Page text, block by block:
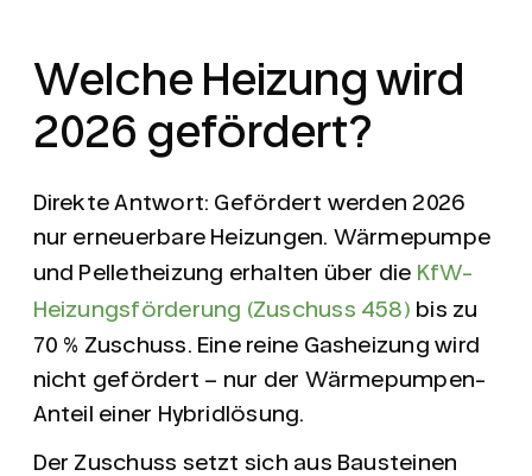
Welche Heizung wird
2026 gefördert?
Direkte Antwort: Gefördert werden 2026
nur erneuerbare Heizungen. Wärmepumpe
und Pelletheizung erhalten über die KfW-
Heizungsförderung (Zuschuss 458) bis zu
70 % Zuschuss. Eine reine Gasheizung wird
nicht gefördert – nur der Wärmepumpen-
Anteil einer Hybridlösung.
Der Zuschuss setzt sich aus Bausteinen